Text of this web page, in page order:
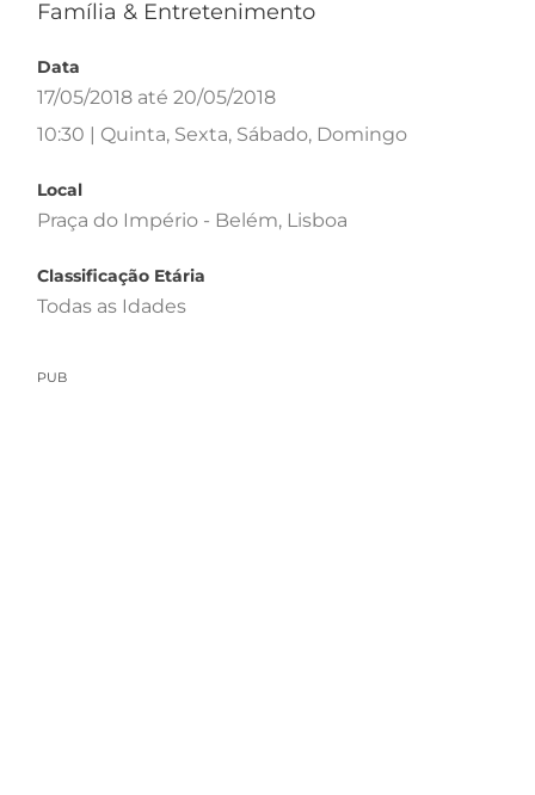
Família & Entretenimento
Data
17/05/2018 até 20/05/2018
10:30 | Quinta, Sexta, Sábado, Domingo
Local
Praça do Império - Belém, Lisboa
Classificação Etária
Todas as Idades
PUB